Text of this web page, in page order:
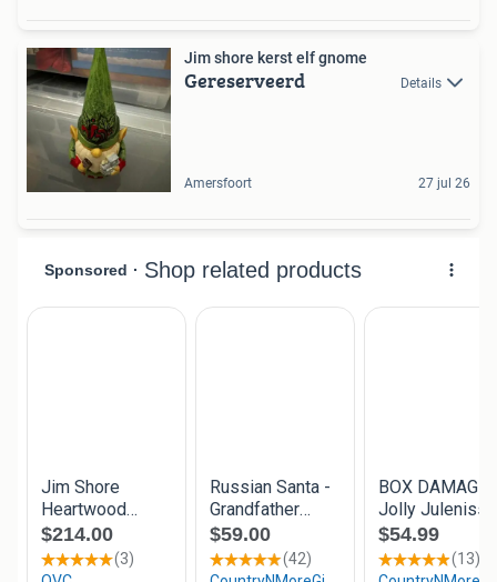
Jim shore kerst elf gnome
Gereserveerd Details
Amersfoort 27 jul 26